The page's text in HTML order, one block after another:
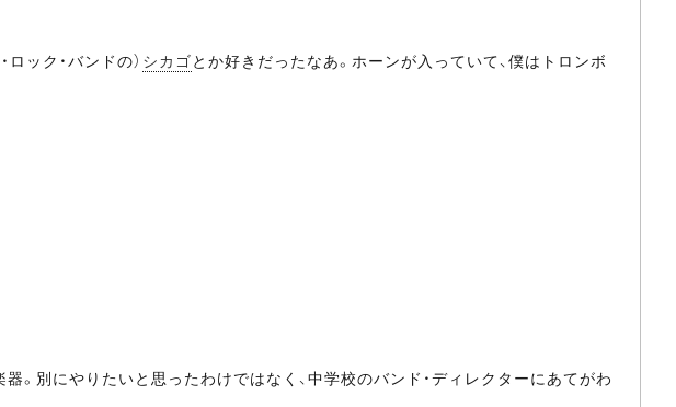
ック・バンドの） シカゴとか好きだったなあ。ホーンが入っていて、僕はトロンボ
。別にやりたいと思ったわけではなく、中学校のバンド・ディレクターにあてがわ